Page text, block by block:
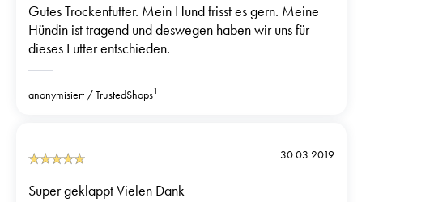
Gutes Trockenfutter. Mein Hund frisst es gern. Meine
Hündin ist tragend und deswegen haben wir uns für
dieses Futter entschieden.
anonymisiert TrustedShops1
30.03.2019
Super geklappt Vielen Dank